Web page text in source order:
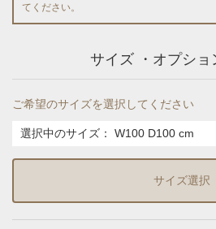
てください。
サイズ ・オプショ
ご希望のサイズを選択してください
選択中のサイズ： W100 D100 cm
サイズ選択